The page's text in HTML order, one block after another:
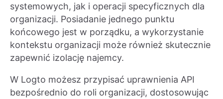
systemowych, jak i operacji specyficznych dla
organizacji. Posiadanie jednego punktu
końcowego jest w porządku, a wykorzystanie
kontekstu organizacji może również skutecznie
zapewnić izolację najemcy.
W Logto możesz przypisać uprawnienia API
bezpośrednio do roli organizacji, dostosowując